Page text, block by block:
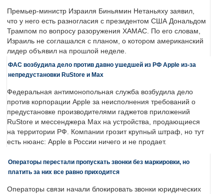
Премьер-министр Израиля Биньямин Нетаньяху заявил,
что у него есть разногласия с президентом США Дональдом
Трампом по вопросу разоружения ХАМАС. По его словам,
Израиль не соглашался с планом, о котором американский
лидер объявил на прошлой неделе.
ФАС возбудила дело против давно ушедшей из РФ Apple из-за
непредустановки RuStore и Max
Федеральная антимонопольная служба возбудила дело
против корпорации Apple за неисполнения требований о
предустановке производителями гаджетов приложений
RuStore и мессенджера Max на устройства, продающиеся
на территории РФ. Компании грозит крупный штраф, но тут
есть нюанс: Apple в России ничего и не продает.
Операторы перестали пропускать звонки без маркировки, но
платить за них все равно приходится
Операторы связи начали блокировать звонки юридических